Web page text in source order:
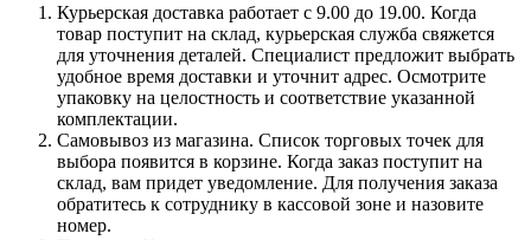
Курьерская доставка работает с 9.00 до 19.00. Когда
товар поступит на склад, курьерская служба свяжется
для уточнения деталей. Специалист предложит выбрать
удобное время доставки и уточнит адрес. Осмотрите
упаковку на целостность и соответствие указанной
комплектации.
Самовывоз из магазина. Список торговых точек для
выбора появится в корзине. Когда заказ поступит на
склад, вам придет уведомление. Для получения заказа
обратитесь к сотруднику в кассовой зоне и назовите
номер.